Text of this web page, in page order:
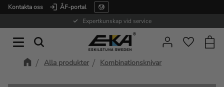
Kontakta oss
ÅF-portal
Expertkunskap vid service
Alla produkter Kombinationsknivar